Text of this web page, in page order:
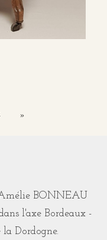
»
BONNEAU
l'axe Bordeaux -
Dordogne.